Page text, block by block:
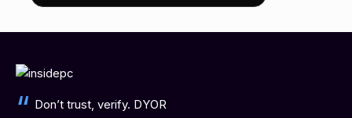
Don’t trust, verify. DYOR